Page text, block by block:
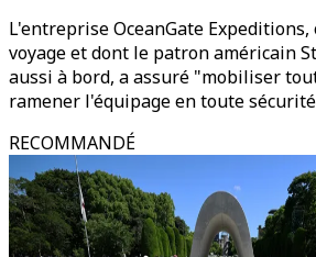
L'entreprise OceanGate
voyage et dont le patron américain
aussi à bord, a assuré "mobiliser
ramener l'équipage en toute
RECOMMANDÉ